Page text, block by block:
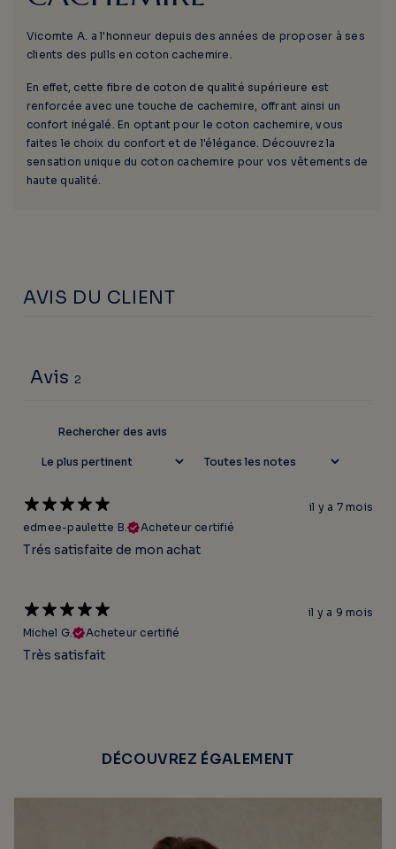
Vicomte A. a l'honneur depuis des années de proposer à ses
clients des pulls en coton cachemire.
En effet, cette fibre de coton de qualité supérieure est
renforcée avec une touche de cachemire, offrant ainsi un
confort inégalé. En optant pour le coton cachemire, vous
faites le choix du confort et de l'élégance. Découvrez la
sensation unique du coton cachemire pour vos vêtements de
haute qualité.
AVIS DU CLIENT
Avis 2
il y a 7 mois
edmee-paulette B.
Acheteur certifié
Trés satisfaite de mon achat
il y a 9 mois
Michel G.
Acheteur certifié
Très satisfait
DÉCOUVREZ ÉGALEMENT